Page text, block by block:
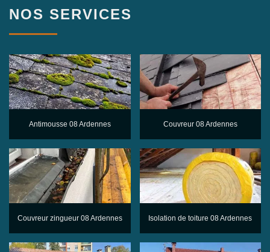
NOS SERVICES
Antimousse 08 Ardennes Couvreur 08 Ardennes
Couvreur zingueur 08 Ardennes Isolation de toiture 08 Ardennes